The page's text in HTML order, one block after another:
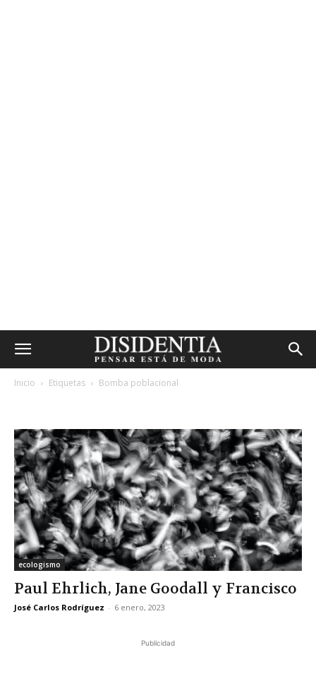
Inicio Etiquetas Bomba poblacional
ecologismo
Paul Ehrlich, Jane Goodall y Francisco
José Carlos Rodríguez - 6 enero, 2023
Publicidad